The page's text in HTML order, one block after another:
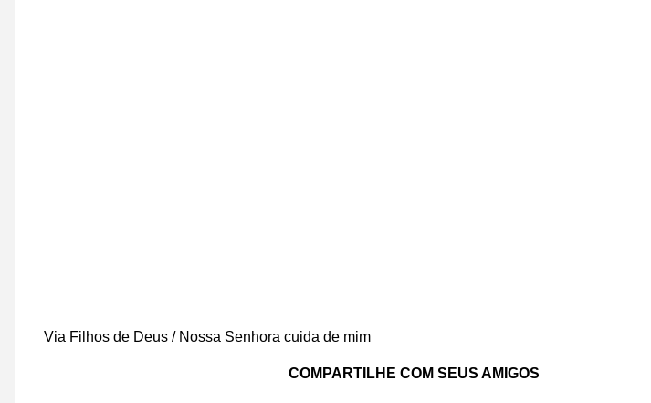
Via Filhos de Deus / Nossa Senhora cuida de mim
COMPARTILHE COM SEUS AMIGOS